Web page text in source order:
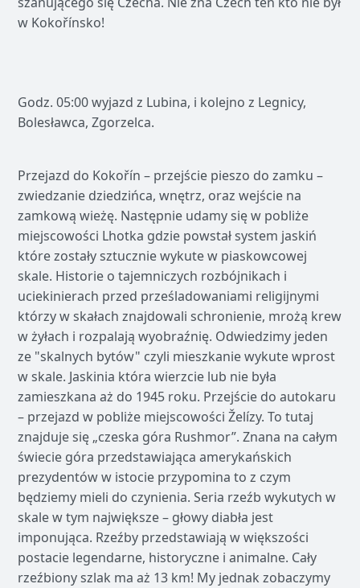
w Kokořínsko!
Godz. 05:00 wyjazd z Lubina, i kolejno z Legnicy,
Bolesławca, Zgorzelca.
Przejazd do Kokořín – przejście pieszo do zamku –
zwiedzanie dziedzińca, wnętrz, oraz wejście na
zamkową wieżę. Następnie udamy się w pobliże
miejscowości Lhotka gdzie powstał system jaskiń
które zostały sztucznie wykute w piaskowcowej
skale. Historie o tajemniczych rozbójnikach i
uciekinierach przed prześladowaniami religijnymi
którzy w skałach znajdowali schronienie, mrożą krew
w żyłach i rozpalają wyobraźnię. Odwiedzimy jeden
ze "skalnych bytów" czyli mieszkanie wykute wprost
w skale. Jaskinia która wierzcie lub nie była
zamieszkana aż do 1945 roku. Przejście do autokaru
– przejazd w pobliże miejscowości Želízy. To tutaj
znajduje się „czeska góra Rushmor”. Znana na całym
świecie góra przedstawiająca amerykańskich
prezydentów w istocie przypomina to z czym
będziemy mieli do czynienia. Seria rzeźb wykutych w
skale w tym największe – głowy diabła jest
imponująca. Rzeźby przedstawiają w większości
postacie legendarne, historyczne i animalne. Cały
rzeźbiony szlak ma aż 13 km! My jednak zobaczymy